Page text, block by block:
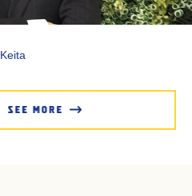
Keita